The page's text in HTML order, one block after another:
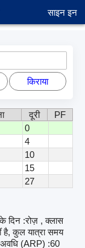
साइन इन
किराया
दूरी
PF
0
4
10
15
27
दिन :रोज़ , क्लास
है, कुल यात्रा समय
(ARP) :60